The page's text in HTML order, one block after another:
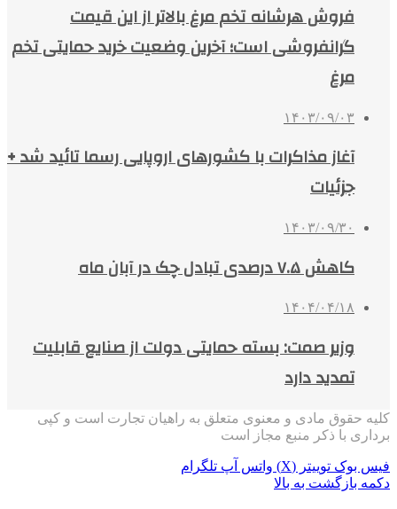
فروش هرشانه تخم مرغ بالاتر از این قیمت
گرانفروشی است؛ آخرین وضعیت خرید حمایتی تخم
مرغ
۱۴۰۳/۰۹/۰۳
آغاز مذاکرات با کشورهای اروپایی رسما تائید شد +
جزئیات
۱۴۰۳/۰۹/۳۰
کاهش ۷.۵ درصدی تبادل چک در آبان ماه
۱۴۰۴/۰۴/۱۸
وزیر صمت: بسته حمایتی دولت از صنایع قابلیت
تمدید دارد
کلیه حقوق مادی و معنوی متعلق به راهیان تجارت است و کپی
برداری با ذکر منبع مجاز است
فیس بوک توییتر (X) واتس آپ تلگرام
دکمه بازگشت به بالا